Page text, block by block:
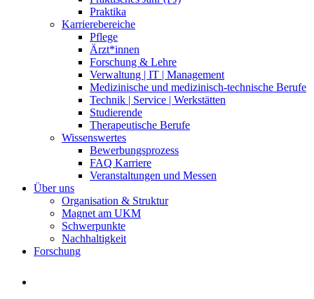
Praktika
Karrierebereiche
Pflege
Ärzt*innen
Forschung & Lehre
Verwaltung | IT | Management
Medizinische und medizinisch-technische Berufe
Technik | Service | Werkstätten
Studierende
Therapeutische Berufe
Wissenswertes
Bewerbungsprozess
FAQ Karriere
Veranstaltungen und Messen
Über uns
Organisation & Struktur
Magnet am UKM
Schwerpunkte
Nachhaltigkeit
Forschung